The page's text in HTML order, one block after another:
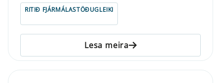
RITIÐ FJÁRMÁLASTÖÐUGLEIKI
Lesa meira